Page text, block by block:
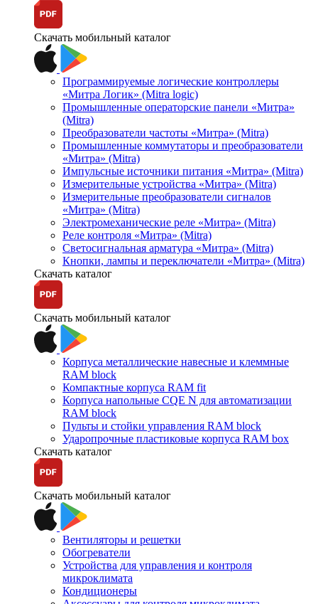
Скачать мобильный каталог
Программируемые логические контроллеры
«Митра Логик» (Mitra logic)
Промышленные операторские панели «Митра»
(Mitra)
Преобразователи частоты «Митра» (Mitra)
Промышленные коммутаторы и преобразователи
«Митра» (Mitra)
Импульсные источники питания «Митра» (Mitra)
Измерительные устройства «Митра» (Mitra)
Измерительные преобразователи сигналов
«Митра» (Mitra)
Электромеханические реле «Митра» (Mitra)
Реле контроля «Митра» (Mitra)
Светосигнальная арматура «Митра» (Mitra)
Кнопки, лампы и переключатели «Митра» (Mitra)
Скачать каталог
Скачать мобильный каталог
Корпуса металлические навесные и клеммные
RAM block
Компактные корпуса RAM fit
Корпуса напольные CQE N для автоматизации
RAM block
Пульты и стойки управления RAM block
Ударопрочные пластиковые корпуса RAM box
Скачать каталог
Скачать мобильный каталог
Вентиляторы и решетки
Обогреватели
Устройства для управления и контроля
микроклимата
Кондиционеры